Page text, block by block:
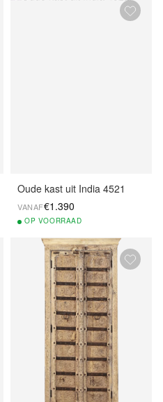
Oude kast uit India 4521
VANAF€1.390
OP VOORRAAD